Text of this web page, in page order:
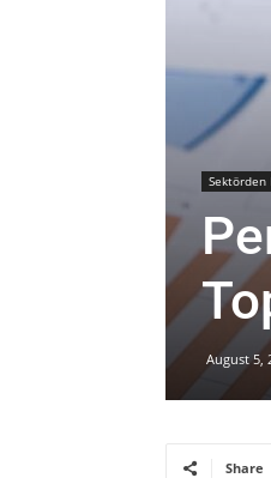
Sektörden
August 5,
Share